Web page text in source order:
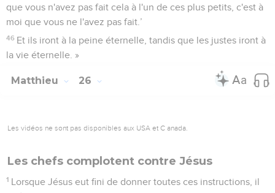
que vous n'avez pas fait cela à l'un de ces plus petits, c'est à
moi que vous ne l'avez pas fait.’
46 Et ils iront à la peine éternelle, tandis que les justes iront à
la vie éternelle. »
Matthieu 26
Les vidéos ne sont pas disponibles aux USA et C anada.
Les chefs complotent contre Jésus
1 Lorsque Jésus eut fini de donner toutes ces instructions, il